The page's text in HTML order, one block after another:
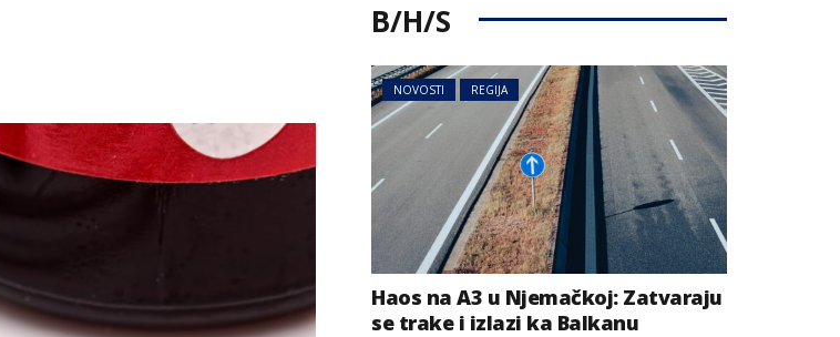
B/H/S
NOVOSTI REGIJA
Haos na A3 u Njemačkoj: Zatvaraju
se trake i izlazi ka Balkanu